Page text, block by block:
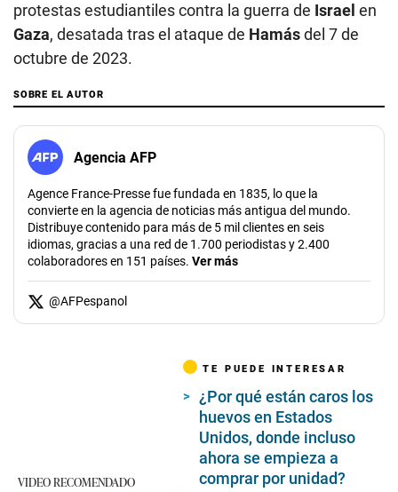
protestas estudiantiles contra la guerra de Israel en
Gaza, desatada tras el ataque de Hamásdel 7 de
octubre de 2023.
SOBRE EL AUTOR
Agencia AFP
Agence France-Presse fue fundada en 1835, lo que la
convierte en la agencia de noticias más antigua del mundo.
Distribuye contenido para más de 5 mil clientes en seis
idiomas, gracias a una red de 1.700 periodistas y 2.400
colaboradores en 151 países. Ver más
@AFPespanol
VIDEO RECOMENDADO
TE PUEDE INTERESAR
¿Por qué están caros los
huevos en Estados
Unidos, donde incluso
ahora se empieza a
comprar por unidad?